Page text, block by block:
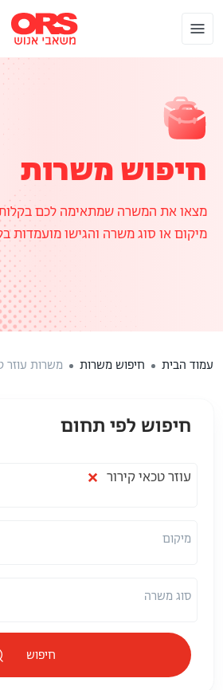
חיפוש משרות
מצאו את המשרה שמתאימה לכם
מיקום או סוג משרה והגישו מועמדות
עמוד הבית חיפוש משרות משרות עוזר
חיפוש לפי תחום
× עוזר טכאי קירור
מיקום
סוג משרה
חיפוש